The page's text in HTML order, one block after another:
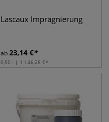
Lascaux Imprägnierung
ab23,14 €
0,50 l | 1 l 46,28 €